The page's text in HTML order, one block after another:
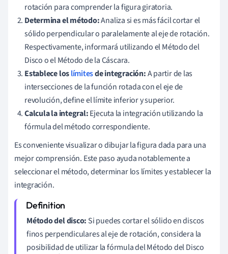
rotación para comprender la figura giratoria.
Determina el método:Analiza si es más fácil cortar el
sólido perpendicular o paralelamente al eje de rotación.
Respectivamente, informará utilizando el Método del
Disco o el Método de la Cáscara.
Establece loslímitesde integración:A partir de las
intersecciones de la función rotada con el eje de
revolución, define el límite inferior y superior.
Calcula la integral:Ejecuta la integración utilizando la
fórmula del método correspondiente.
Es conveniente visualizar o dibujar la figura dada para una
mejor comprensión. Este paso ayuda notablemente a
seleccionar el método, determinar los límites y establecer la
integración.
Método del disco: Si puedes cortar el sólido en discos
finos perpendiculares al eje de rotación, considera la
posibilidad de utilizar la fórmula del Método del Disco